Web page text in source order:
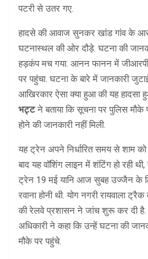
पटरी से उतर गए.
हादसे की आवाज सुनकर खांड गांव के
घटनास्थल की ओर दौड़े. घटना की
हड़कंप मच गया. आनन फानन में
पर पहुंचा. घटना के बारे में जानकारी
आखिरकार ऐसा क्या हुआ की यह हादसा
भट्टने बताया कि सूचना पर पुलिस मौके
होने की जानकारी नहीं मिली.
यह ट्रेन अपने निर्धारित समय से शाम
बाद यह वॉशिंग लाइन में शंटिंग हो रही
ट्रेन 19 मई यानि आज सुबह उज्जैन के
रवाना होनी थी. योग नगरी रायवाला
की रेलवे प्रशासन ने जांच शुरू कर दी है.
अधिकारी ने कहा कि उन्हें घटना की
मौके पर पहुंचे.